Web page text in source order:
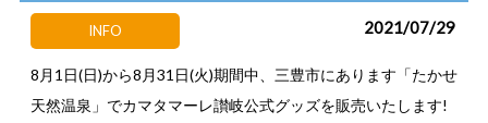
INFO 2021/07/29
8月1日(日)から8月31日(火)期間中、三豊市にあります「たかせ
天然温泉」でカマタマーレ讃岐公式グッズを販売いたします!